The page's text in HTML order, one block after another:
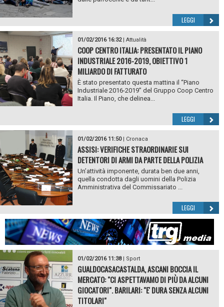
LEGGI
01/02/2016 16:32| Attualità
COOP CENTRO ITALIA: PRESENTATO IL PIANO
INDUSTRIALE 2016-2019, OBIETTIVO 1
MILIARDO DI FATTURATO
È stato presentato questa mattina il “Piano
Industriale 2016-2019” del Gruppo Coop Centro
Italia. Il Piano, che delinea...
LEGGI
01/02/2016 11:50| Cronaca
ASSISI: VERIFICHE STRAORDINARIE SUI
DETENTORI DI ARMI DA PARTE DELLA POLIZIA
Un’attività imponente, durata ben due anni,
quella condotta dagli uomini della Polizia
Amministrativa del Commissariato ...
LEGGI
01/02/2016 11:38| Sport
GUALDOCASACASTALDA, ASCANI BOCCIA IL
MERCATO: "CI ASPETTAVAMO DI PIÙ DA ALCUNI
GIOCATORI". BARILARI: "E' DURA SENZA ALCUNI
TITOLARI"